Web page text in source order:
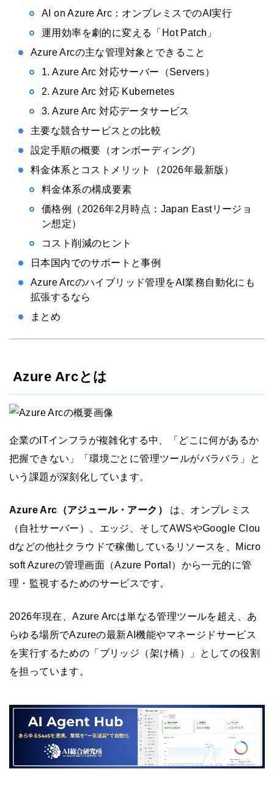
AI on Azure Arc：オンプレミスでのAI実行
運用効率を劇的に変える「Hot Patch」
Azure Arcの主な管理対象とできること
1. Azure Arc 対応サーバー（Servers）
2. Azure Arc 対応 Kubernetes
3. Azure Arc 対応データサービス
主要な競合サービスとの比較
設定手順の概要（オンボーディング）
料金体系とコストメリット（2026年最新版）
料金体系の構成要素
価格例（2026年2月時点：Japan Eastリージョ
ン想定）
コスト削減のヒント
日本国内でのサポートと事例
Azure Arcのハイブリッド管理をAI業務自動化にも
拡張するなら
まとめ
Azure Arcとは
企業のITインフラが複雑化する中、「どこに何があるか
把握できない」「環境ごとに管理ツールがバラバラ」と
いう課題が深刻化しています。
Azure Arc（アジュール・アーク）
は、オンプレミス
（自社サーバー）、エッジ、そしてAWSやGoogle Clou
dなどの他社クラウドで稼働しているリソースを、Micro
soft Azureの管理画面（Azure Portal）から一元的に管
理・監視するためのサービスです。
2026年現在、Azure Arcは単なる管理ツールを超え、あ
らゆる場所でAzureの最新AI機能やマネージドサービス
を実行するための「ブリッジ（架け橋）」としての役割
を担っています。